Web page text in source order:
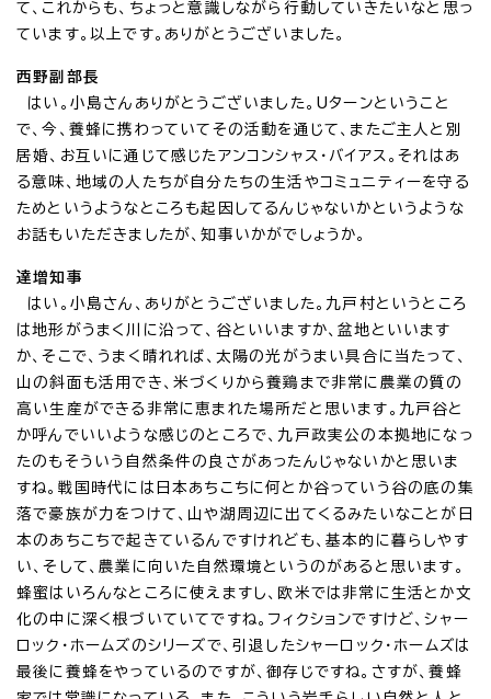
て、これからも、ちょっと意識しながら行動していきたいなと思っ
ています。以上です。ありがとうございました。
西野副部長
はい。小島さんありがとうございました。Uターンということ
で、今、養蜂に携わっていてその活動を通じて、またご主人と別
居婚、お互いに通じて感じたアンコンシャス・バイアス。それはあ
る意味、地域の人たちが自分たちの生活やコミュニティーを守る
ためというようなところも起因してるんじゃないかというような
お話もいただきましたが、知事いかがでしょうか。
達増知事
はい。小島さん、ありがとうございました。九戸村というところ
は地形がうまく川に沿って、谷といいますか、盆地といいます
か、そこで、うまく晴れれば、太陽の光がうまい具合に当たって、
山の斜面も活用でき、米づくりから養鶏まで非常に農業の質の
高い生産ができる非常に恵まれた場所だと思います。九戸谷と
か呼んでいいような感じのところで、九戸政実公の本拠地になっ
たのもそういう自然条件の良さがあったんじゃないかと思いま
すね。戦国時代には日本あちこちに何とか谷っていう谷の底の集
落で豪族が力をつけて、山や湖周辺に出てくるみたいなことが日
本のあちこちで起きているんですけれども、基本的に暮らしやす
い、そして、農業に向いた自然環境というのがあると思います。
蜂蜜はいろんなところに使えますし、欧米では非常に生活とか文
化の中に深く根づいていてですね。フィクションですけど、シャー
ロック・ホームズのシリーズで、引退したシャーロック・ホームズは
最後に養蜂をやっているのですが、御存じですね。さすが、養蜂